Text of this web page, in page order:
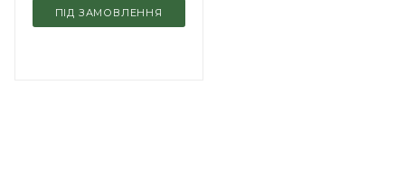
ПІД ЗАМОВЛЕННЯ